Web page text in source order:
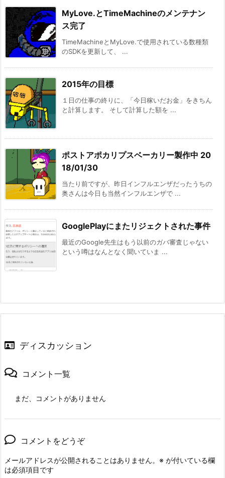
MyLove.とTimeMachineのメンテナン
ス完了
TimeMachineとMyLove.で使用されている数種類
のSDKを更新して、 ...
2015年の目標
１日の仕事の終りに、「今日稼いだお金」をきちん
と計算します。 そして計算した額を ...
ポストアポカリプスベーカリー製作中 20
18/01/30
当たり前ですが、昨日インフルエンザだったうちの
奥さんは今日も当然インフルエンザで ...
GooglePlayにまたリジェクトされた事件
最近のGoogle先生はもう以前のガバ審査じゃない
という噂はなんとなく聞いていま ...
ディスカッション
コメント一覧
まだ、コメントがありません
コメントをどうぞ
メールアドレスが公開されることはありません。 ※ が付いている欄
は必須項目です